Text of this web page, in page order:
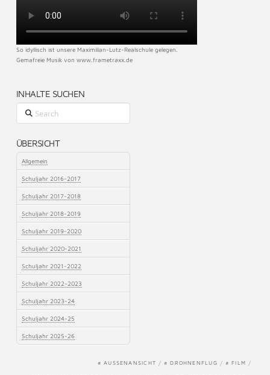
So idyllisch ist unsere Maximilian-Lutz-Realschule gelegen.
Gemafreie Musik von www.frametraxx.de
INHALTE SUCHEN
ÜBERSICHT
Allgemein
Schuljahr 2016-2017
Schuljahr 2017-2018
Schuljahr 2018-2019
Schuljahr 2019-2020
Schuljahr 2020-2021
Schuljahr 2021-2022
Schuljahr 2022-2023
Schuljahr 2023-24
Schuljahr 2024-25
Schuljahr 2025-26
# AUSSENANSICHT / # DROHNENFLUG / # FILM /